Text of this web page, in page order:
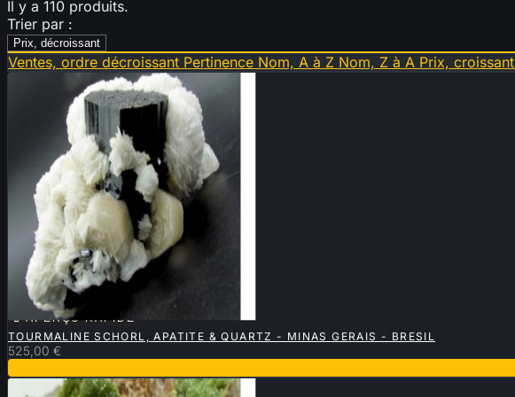
Il y a 110 produits.
Trier par :
Prix, décroissant
Ventes, ordre décroissant Pertinence Nom, A à Z Nom, Z à A Prix, croissant
 APERÇU RAPIDE
TOURMALINE SCHORL, APATITE & QUARTZ - MINAS GERAIS - BRESIL
525,00 €